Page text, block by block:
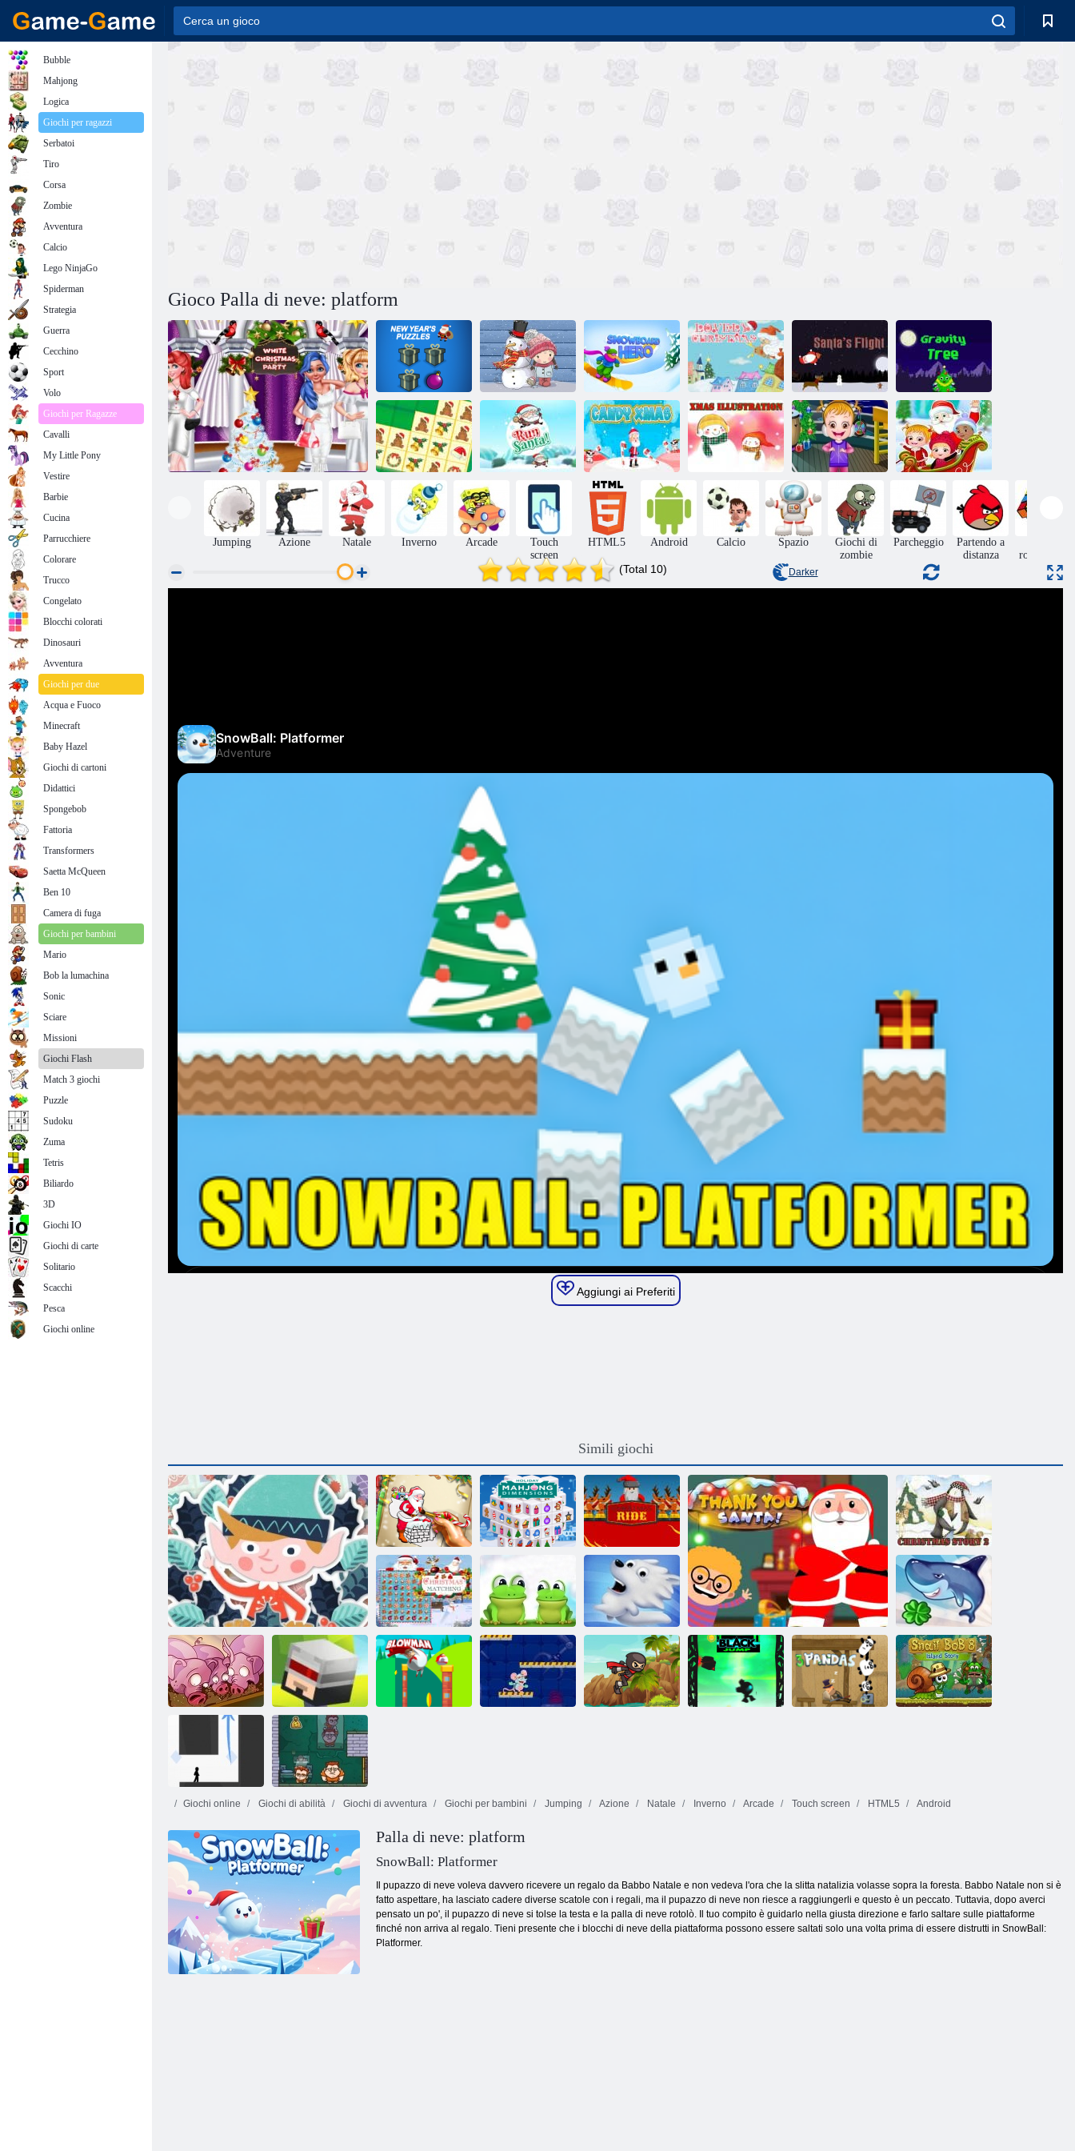
Gioco Palla di neve: platform
Puzzle di
Capodanno
Puzzle invernale
Eroe dello
snowboard
Bel natale
Il volo di Babbo
Natale
Albero a gravità
Piastrelle di
Krisrisas
Corri Babbo
Natale
Babbo Natale
Illustrazione di
Natale
Baby Hazel
Capodanno
Bash
Baby Hazel
Sorpresa di
Jumping Azione Natale Inverno Arcade
Touch
screen
HTML5 Android Calcio Spazio
Giochi di
zombie
Parcheggio
Partendo a
distanza
rompicapo
(Total 10) Darker
Aggiungi ai Preferiti
Simili giochi
12 giorni di Natale
Babbo Natale da
colorare
Dimensioni
Mahjong di
vacanza
Giro di Natale
Storia di Natale
2
Abbinamento di
Leap Frog Snow Globe Shark Volare
Run, Maiale,
Salta e rimbalzo
Vex 3
Money Movers
2
Giochi online Giochi di abilità Giochi di avventura Giochi per bambini Jumping Azione Natale Inverno Arcade Touch screen HTML5 Android
Palla di neve: platform
SnowBall: Platformer
Il pupazzo di neve voleva davvero ricevere un regalo da Babbo Natale e non vedeva l'ora che la slitta natalizia volasse sopra la foresta. Babbo Natale non si è
fatto aspettare, ha lasciato cadere diverse scatole con i regali, ma il pupazzo di neve non riesce a raggiungerli e questo è un peccato. Tuttavia, dopo averci
pensato un po', il pupazzo di neve si tolse la testa e la palla di neve rotolò. Il tuo compito è guidarlo nella giusta direzione e farlo saltare sulle piattaforme
finché non arriva al regalo. Tieni presente che i blocchi di neve della piattaforma possono essere saltati solo una volta prima di essere distrutti in SnowBall:
Platformer.
Bubble
Mahjong
Logica
Giochi per ragazzi
Serbatoi
Tiro
Corsa
Zombie
Avventura
Calcio
Lego NinjaGo
Spiderman
Strategia
Guerra
Cecchino
Sport
Volo
Giochi per Ragazze
Cavalli
My Little Pony
Vestire
Barbie
Cucina
Parrucchiere
Colorare
Trucco
Congelato
Blocchi colorati
Dinosauri
Avventura
Giochi per due
Acqua e Fuoco
Minecraft
Baby Hazel
Giochi di cartoni
Didattici
Spongebob
Fattoria
Transformers
Saetta McQueen
Ben 10
Camera di fuga
Giochi per bambini
Mario
Bob la lumachina
Sonic
Sciare
Missioni
Giochi Flash
Match 3 giochi
Puzzle
Sudoku
Zuma
Tetris
Biliardo
3D
Giochi IO
Giochi di carte
Solitario
Scacchi
Pesca
Giochi online